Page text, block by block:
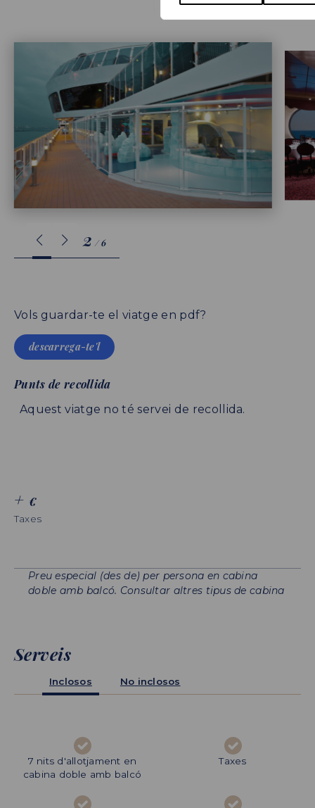
3 /6
Vols guardar-te el viatge en pdf?
descarrega-te'l
Punts de recollida
Aquest viatge no té servei de recollida.
+ €
Taxes
Preu especial (des de) per persona en cabina
doble amb balcó. Consultar altres tipus de cabina
Serveis
Inclosos No inclosos
7 nits d'allotjament en
cabina doble amb balcó
Taxes
Assegurança d'assistència i
cancel·lació
WIFI